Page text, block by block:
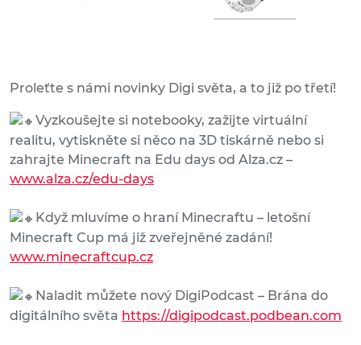
Proleťte s námi novinky Digi světa, a to již po třetí!
Vyzkoušejte si notebooky, zažijte virtuální
realitu, vytiskněte si něco na 3D tiskárně nebo si
zahrajte Minecraft na Edu days od Alza.cz –
www.alza.cz/edu-days
Když mluvíme o hraní Minecraftu – letošní
Minecraft Cup má již zveřejněné zadání!
www.minecraftcup.cz
Naladit můžete nový DigiPodcast – Brána do
digitálního světa https://digipodcast.podbean.com